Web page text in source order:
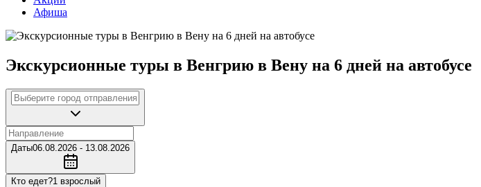
Афиша
Экскурсионные туры в Венгрию в Вену на 6 дней на автобусе
Даты06.08.2026 - 13.08.2026
Кто едет?1 взрослый